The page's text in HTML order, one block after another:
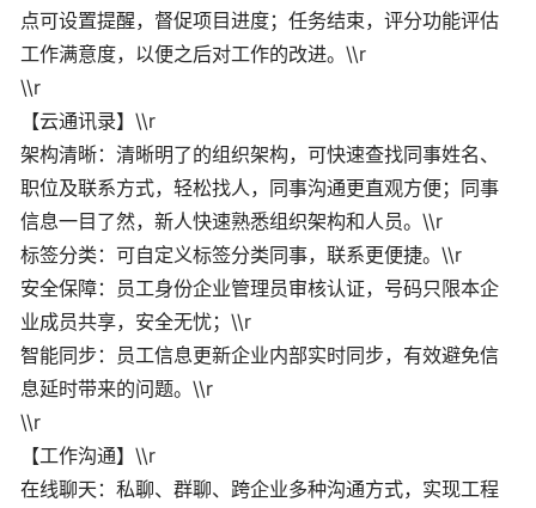
点可设置提醒，督促项目进度；任务结束，评分功能评估
工作满意度，以便之后对工作的改进。\\r
\\r
【云通讯录】\\r
架构清晰：清晰明了的组织架构，可快速查找同事姓名、
职位及联系方式，轻松找人，同事沟通更直观方便；同事
信息一目了然，新人快速熟悉组织架构和人员。\\r
标签分类：可自定义标签分类同事，联系更便捷。\\r
安全保障：员工身份企业管理员审核认证，号码只限本企
业成员共享，安全无忧；\\r
智能同步：员工信息更新企业内部实时同步，有效避免信
息延时带来的问题。\\r
\\r
【工作沟通】\\r
在线聊天：私聊、群聊、跨企业多种沟通方式，实现工程